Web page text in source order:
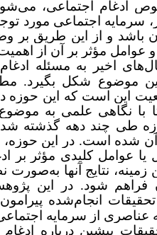
ادغام اجتماعی،
سرمایه اجتماعی مورد
باشد و از این طریق بر
و عوامل مؤثر بر آن از
اخیر به مسئله ادغام
شکل بگیرد.
این است که این حوزه
نگاهی علمی به موضوع
طی چند دهه گذشته
شده است. در این حوزه،
عوامل کلیدی مؤثر بر
نتایج آنها به‌صورت
فراهم شود. در این
انجام‌شده
از سرمایه اجتماعی
پیشین درباره